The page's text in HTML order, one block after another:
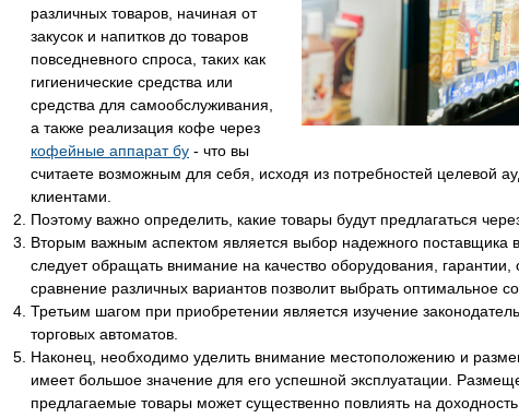
различных товаров, начиная от
закусок и напитков до товаров
повседневного спроса, таких как
гигиенические средства или
средства для самообслуживания,
а также реализация кофе через
кофейные аппарат бу - что вы
считаете возможным для себя, исходя из потребностей целевой
клиентами.
Поэтому важно определить, какие товары будут предлагаться
Вторым важным аспектом является выбор надежного поставщика
следует обращать внимание на качество оборудования,
сравнение различных вариантов позволит выбрать оптимальное
Третьим шагом при приобретении является изучение
торговых автоматов.
Наконец, необходимо уделить внимание местоположению и
имеет большое значение для его успешной эксплуатации.
предлагаемые товары может существенно повлиять на доходность